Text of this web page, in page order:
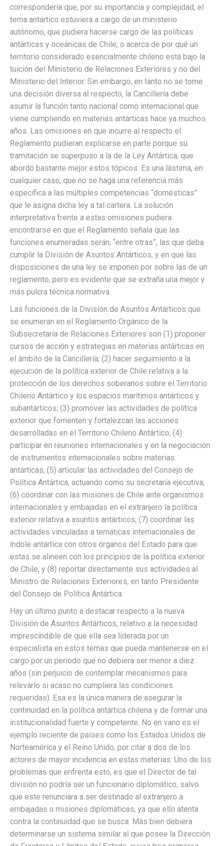
correspondería que, por su importancia y complejidad, el
tema antártico estuviera a cargo de un ministerio
autónomo, que pudiera hacerse cargo de las políticas
antárticas y oceánicas de Chile; o acerca de por qué un
territorio considerado esencialmente chileno está bajo la
tuición del Ministerio de Relaciones Exteriores y no del
Ministerio del Interior. Sin embargo, en tanto no se tome
una decisión diversa al respecto, la Cancillería debe
asumir la función tanto nacional como internacional que
viene cumpliendo en materias antárticas hace ya muchos
años. Las omisiones en que incurre al respecto el
Reglamento pudieran explicarse en parte porque su
tramitación se superpuso a la de la Ley Antártica, que
abordó bastante mejor estos tópicos. Es una lástima, en
cualquier caso, que no se haga una referencia más
específica a las múltiples competencias “domésticas”
que le asigna dicha ley a tal cartera. La solución
interpretativa frente a estas omisiones pudiera
encontrarse en que el Reglamento señala que las
funciones enumeradas serán, “entre otras”, las que deba
cumplir la División de Asuntos Antárticos, y en que las
disposiciones de una ley se imponen por sobre las de un
reglamento, pero es evidente que se extraña una mejor y
más pulcra técnica normativa.
Las funciones de la División de Asuntos Antárticos que
se enumeran en el Reglamento Orgánico de la
Subsecretaría de Relaciones Exteriores son (1) proponer
cursos de acción y estrategias en materias antárticas en
el ámbito de la Cancillería; (2) hacer seguimiento a la
ejecución de la política exterior de Chile relativa a la
protección de los derechos soberanos sobre el Territorio
Chileno Antártico y los espacios marítimos antárticos y
subantárticos; (3) promover las actividades de política
exterior que fomenten y fortalezcan las acciones
desarrolladas en el Territorio Chileno Antártico; (4)
participar en reuniones internacionales y en la negociación
de instrumentos internacionales sobre materias
antárticas; (5) articular las actividades del Consejo de
Política Antártica, actuando como su secretaría ejecutiva;
(6) coordinar con las misiones de Chile ante organismos
internacionales y embajadas en el extranjero la política
exterior relativa a asuntos antárticos; (7) coordinar las
actividades vinculadas a temáticas internacionales de
índole antártica con otros órganos del Estado para que
estas se alineen con los principios de la política exterior
de Chile; y (8) reportar directamente sus actividades al
Ministro de Relaciones Exteriores, en tanto Presidente
del Consejo de Política Antártica.
Hay un último punto a destacar respecto a la nueva
División de Asuntos Antárticos, relativo a la necesidad
imprescindible de que ella sea liderada por un
especialista en estos temas que pueda mantenerse en el
cargo por un periodo que no debiera ser menor a diez
años (sin perjuicio de contemplar mecanismos para
relevarlo si acaso no cumpliera las condiciones
requeridas). Esa es la única manera de asegurar la
continuidad en la política antártica chilena y de formar una
institucionalidad fuerte y competente. No en vano es el
ejemplo reciente de países como los Estados Unidos de
Norteamérica y el Reino Unido, por citar a dos de los
actores de mayor incidencia en estas materias. Uno de los
problemas que enfrenta esto, es que el Director de tal
división no podría ser un funcionario diplomático, salvo
que este renunciara a ser destinado al extranjero a
embajadas o misiones diplomáticas, ya que ello atenta
contra la continuidad que se busca. Más bien debiera
determinarse un sistema similar al que posee la Dirección